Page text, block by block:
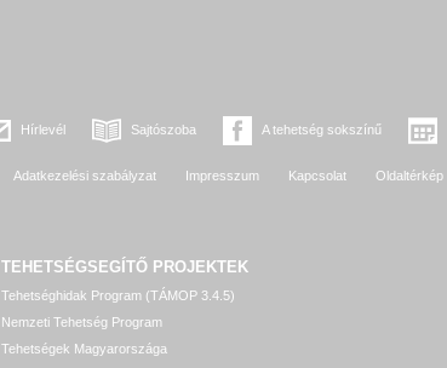
Hírlevél Sajtószoba A tehetség sokszínű
Adatkezelési szabályzat Impresszum Kapcsolat Oldaltérkép
TEHETSÉGSEGÍTŐ PROJEKTEK
Tehetséghidak Program (TÁMOP 3.4.5)
Nemzeti Tehetség Program
Tehetségek Magyarországa